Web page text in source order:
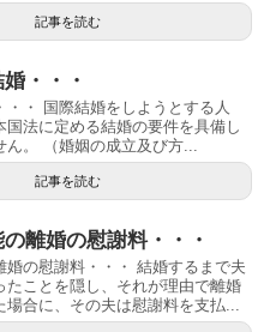
記事を読む
・・・
・・ 国際結婚をしようとする人
国法に定める結婚の要件を具備し
ん。 （婚姻の成立及び方...
記事を読む
離婚の慰謝料・・・
婚の慰謝料・・・ 結婚するまで夫
たことを隠し、それが理由で離婚
場合に、その夫は慰謝料を支払...